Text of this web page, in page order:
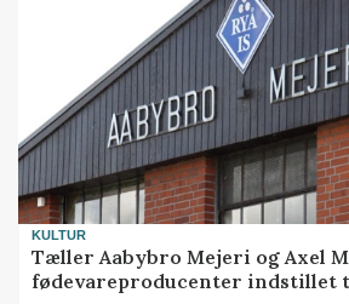
KULTUR
Tæller Aabybro Mejeri og Axel
fødevareproducenter indstillet